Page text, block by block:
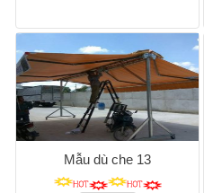
Mẫu dù che 13